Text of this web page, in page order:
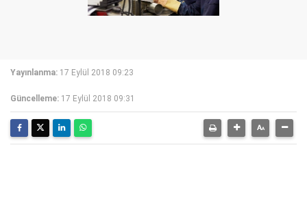
Yayınlanma: 17 Eylül 2018 09:23
Güncelleme: 17 Eylül 2018 09:31